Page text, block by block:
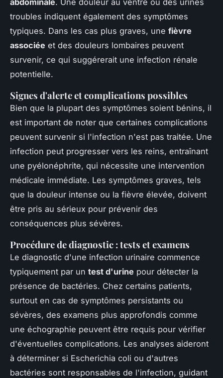
troubles indiquent également des symptômes
typiques. Dans les cas plus graves, une fièvre
associée et des douleurs lombaires peuvent
survenir, ce qui suggérerait une infection rénale
potentielle.
Signes d'alerte et complications possibles
Bien que la plupart des symptômes soient bénins, il
est important de noter que certaines complications
peuvent survenir si l'infection n'est pas traitée. Une
infection peut progresser vers les reins, entraînant
une pyélonéphrite, qui nécessite une intervention
médicale immédiate. Les symptômes graves, tels
que la douleur intense ou la fièvre élevée, doivent
être pris au sérieux pour prévenir des
conséquences plus sévères.
Procédure de diagnostic : tests et examens
Le diagnostic d'une infection urinaire commence
typiquement par un test d'urine pour détecter la
présence de bactéries. Chez certains patients,
surtout en cas de symptômes persistants ou
sévères, des examens plus approfondis comme
une échographie peuvent être requis pour vérifier
d'éventuelles complications. Les analyses aideront
à déterminer si Escherichia coli ou d'autres
bactéries sont responsables de l'infection, guidant